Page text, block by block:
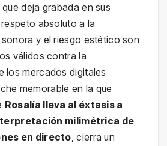
deja grabada en sus
absoluto a la
y el riesgo estético son
válidos contra la
los mercados digitales
memorable en la que
Rosalía lleva al éxtasis a
milimétrica de
en directo , cierra un